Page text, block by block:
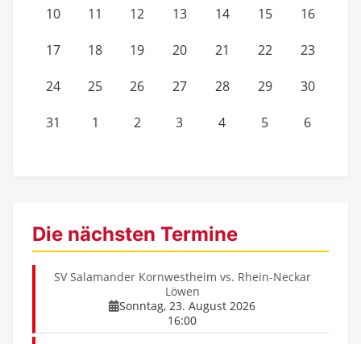
10 11 12 13 14 15 16
17 18 19 20 21 22 23
24 25 26 27 28 29 30
31 1 2 3 4 5 6
Die nächsten Termine
SV Salamander Kornwestheim vs. Rhein-Neckar
Löwen
Sonntag, 23. August 2026
16:00